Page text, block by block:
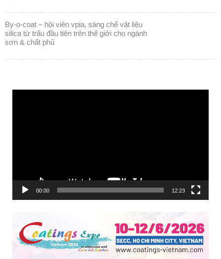
by-o-coat – hội viên vpia, sáng chế vật liệu
silica từ trấu đầu tiên trên thế giới cho ngành
sơn & chất phủ
00:00 12:23